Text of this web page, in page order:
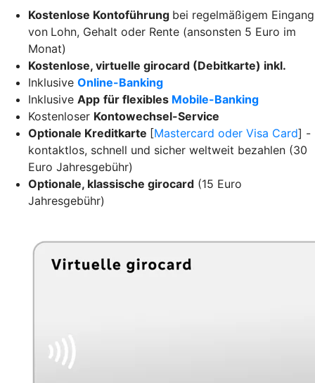
Kostenlose Kontoführung bei regelmäßigem Eingang
von Lohn, Gehalt oder Rente (ansonsten 5 Euro im
Monat)
Kostenlose, virtuelle girocard (Debitkarte) inkl.
Inklusive Online-Banking
Inklusive App für flexibles Mobile-Banking
Kostenloser Kontowechsel-Service
Optionale Kreditkarte [Mastercard oder Visa Card] -
kontaktlos, schnell und sicher weltweit bezahlen (30
Euro Jahresgebühr)
Optionale, klassische girocard (15 Euro
Jahresgebühr)